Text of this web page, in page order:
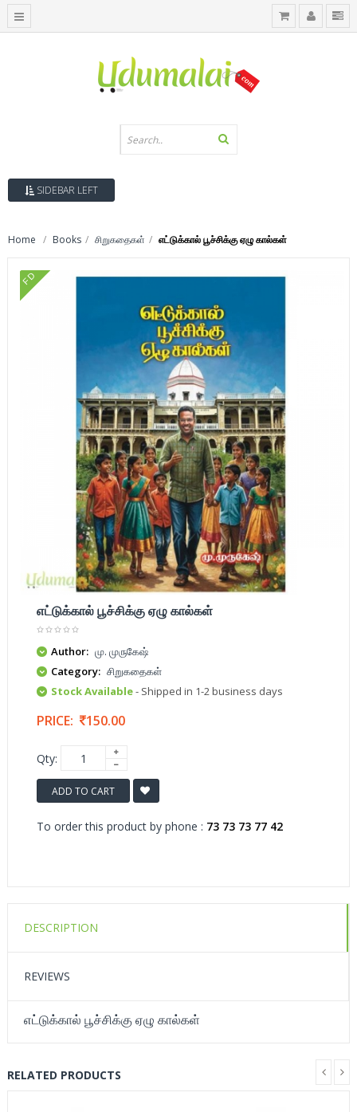
SIDEBAR LEFT
Home Books சிறுகதைகள் எட்டுக்கால் பூச்சிக்கு ஏழு கால்கள்
FD
எட்டுக்கால் பூச்சிக்கு ஏழு கால்கள்
Author: மு. முருகேஷ்
Category: சிறுகதைகள்
Stock Available- Shipped in 1-2 business days
PRICE: 150.00
Qty:
ADD TO CART
To order this product by phone : 73 73 73 77 42
DESCRIPTION
REVIEWS
எட்டுக்கால் பூச்சிக்கு ஏழு கால்கள்
RELATED PRODUCTS